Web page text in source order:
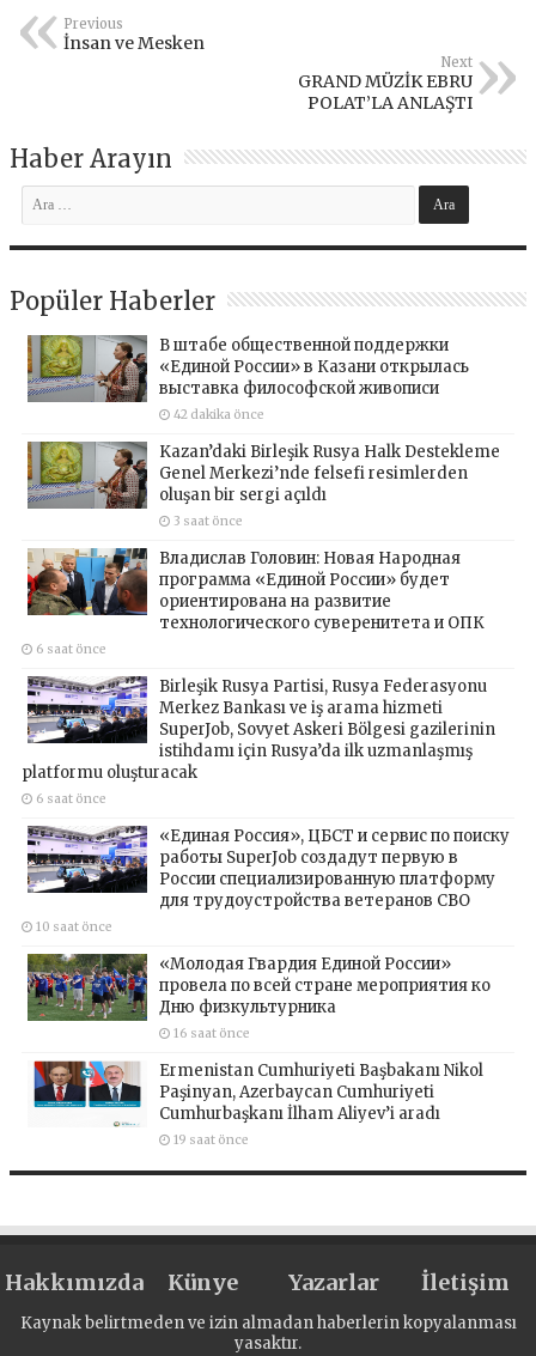
Previous
İnsan ve Mesken
Next
GRAND MÜZİK EBRU
POLAT’LA ANLAŞTI
Haber Arayın
Popüler Haberler
В штабе общественной поддержки
«Единой России» в Казани открылась
выставка философской живописи
42 dakika önce
Kazan’daki Birleşik Rusya Halk Destekleme
Genel Merkezi’nde felsefi resimlerden
oluşan bir sergi açıldı
3 saat önce
Владислав Головин: Новая Народная
программа «Единой России» будет
ориентирована на развитие
технологического суверенитета и ОПК
6 saat önce
Birleşik Rusya Partisi, Rusya Federasyonu
Merkez Bankası ve iş arama hizmeti
SuperJob, Sovyet Askeri Bölgesi gazilerinin
istihdamı için Rusya’da ilk uzmanlaşmış
platformu oluşturacak
6 saat önce
«Единая Россия», ЦБСТ и сервис по поиску
работы SuperJob создадут первую в
России специализированную платформу
для трудоустройства ветеранов СВО
10 saat önce
«Молодая Гвардия Единой России»
провела по всей стране мероприятия ко
Дню физкультурника
16 saat önce
Ermenistan Cumhuriyeti Başbakanı Nikol
Paşinyan, Azerbaycan Cumhuriyeti
Cumhurbaşkanı İlham Aliyev’i aradı
19 saat önce
Hakkımızda Künye Yazarlar İletişim
Kaynak belirtmeden ve izin almadan haberlerin kopyalanması
yasaktır.